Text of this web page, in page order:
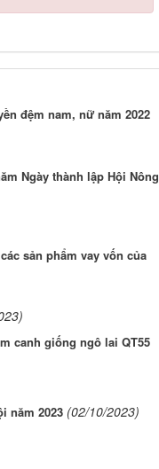
đệm nam, nữ năm 2022
Ngày thành lập Hội Nông
sản phẩm vay vốn của
canh giống ngô lai QT55
năm 2023 (02/10/2023)